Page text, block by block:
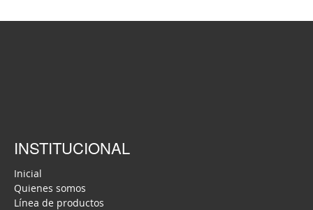
INSTITUCIONAL
Inicial
Quienes somos
Línea de productos